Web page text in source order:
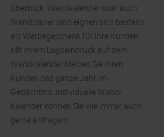
Überblick. Wandkalender oder auch
Wandplaner sind eignen sich bestens
als Werbegeschenk für Ihre Kunden.
Mit Ihrem Logoeindruck auf dem
Wandkalender bleiben Sie Ihren
Kunden das ganze Jahr im
Gedächtnis. Individuelle Wand-
Kalender können Sie wie immer auch
gerne anfragen!